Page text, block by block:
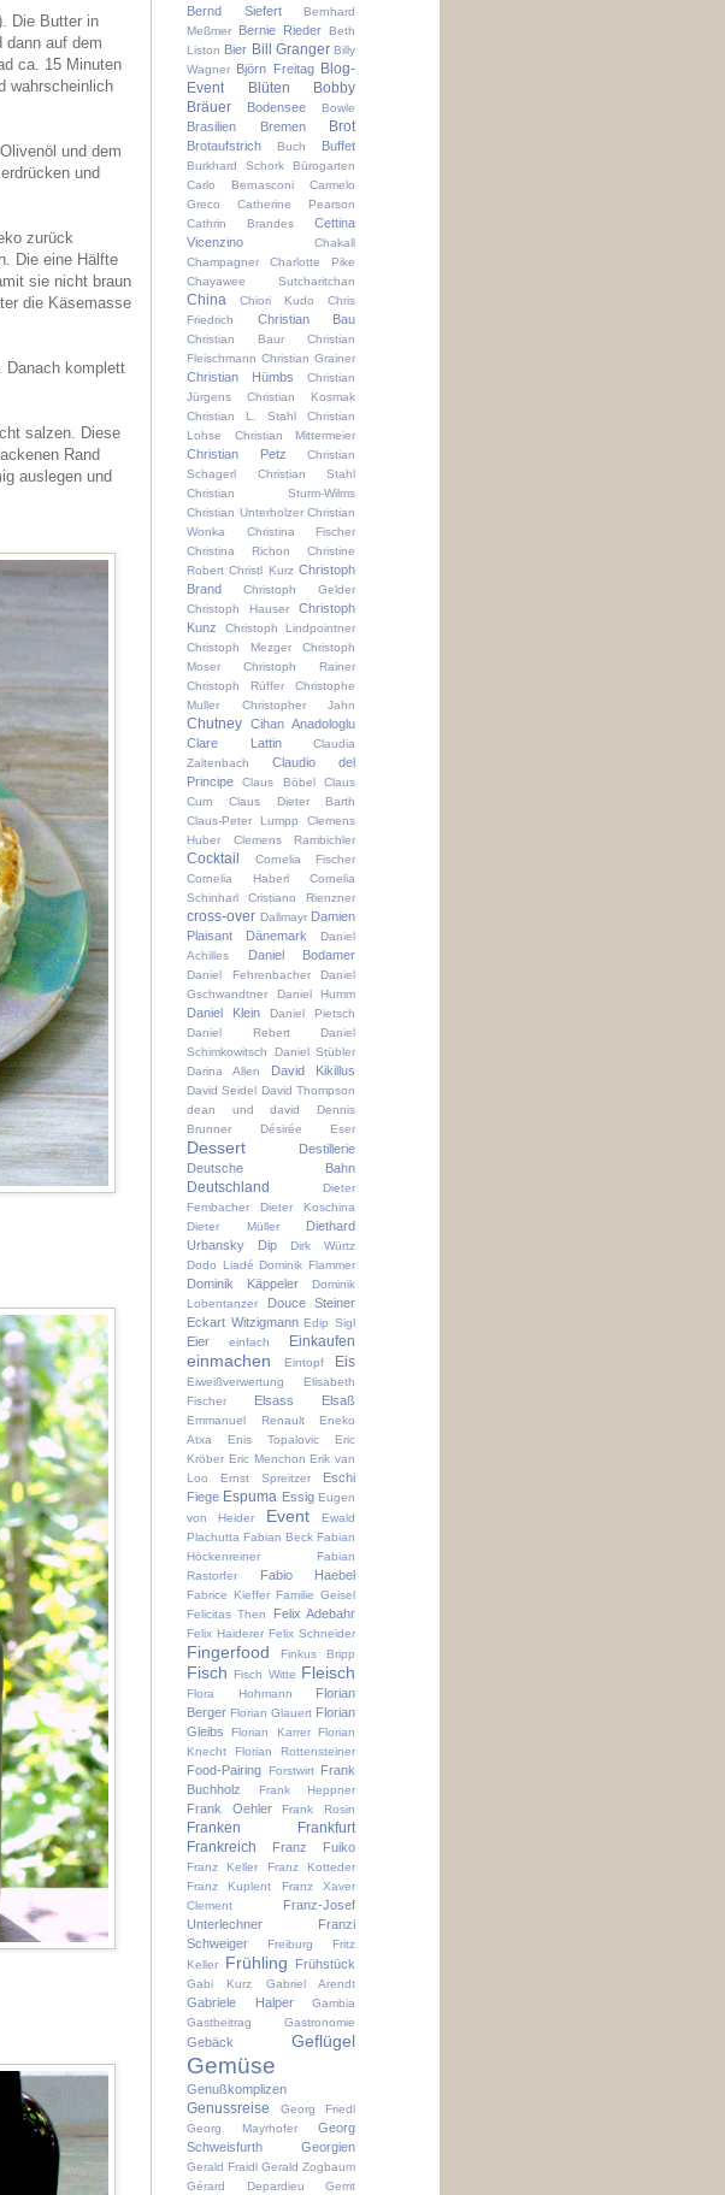
Die Butter in
dann auf dem
ca. 15 Minuten
wahrscheinlich
und dem
und
zurück
Die eine Hälfte
sie nicht braun
die Käsemasse
Danach komplett
salzen. Diese
Rand
auslegen und
Bernd Siefert
Bernhard
Meßmer
Bernie Rieder
Beth
Liston Bier Bill Granger Billy
Wagner Björn Freitag Blog-
Event
Blüten
Bobby
Bräuer
Bodensee Bowle
Brasilien Bremen Brot
Brotaufstrich Buch Buffet
Burkhard Schork
Bürogarten
Carlo Bernasconi
Carmelo
Greco
Catherine Pearson
Cathrin Brandes
Cettina
Vicenzino
Chakall
Champagner
Charlotte Pike
Chayawee Sutcharitchan
China Chiori Kudo
Chris
Friedrich
Christian Bau
Christian Baur
Christian
Fleischmann Christian Grainer
Christian Hümbs
Christian
Jürgens
Christian Kosmak
Christian L. Stahl
Christian
Lohse
Christian Mittermeier
Christian Petz
Christian
Schagerl
Christian Stahl
Christian Sturm-Wilms
Christian Unterholzer Christian
Wonka
Christina Fischer
Christina Richon
Christine
Robert Christl Kurz Christoph
Brand
Christoph Gelder
Christoph Hauser
Christoph
Kunz
Christoph Lindpointner
Christoph Mezger
Christoph
Moser
Christoph Rainer
Christoph Rüffer
Christophe
Muller
Christopher Jahn
Chutney Cihan Anadologlu
Clare Lattin
Claudia
Zaltenbach
Claudio del
Principe
Claus Böbel
Claus
Curn
Claus Dieter Barth
Claus-Peter Lumpp
Clemens
Huber
Clemens Rambichler
Cocktail
Cornelia Fischer
Cornelia Haberl
Cornelia
Schinharl
Cristiano Rienzner
cross-over Dallmayr Damien
Plaisant
Dänemark
Daniel
Achilles
Daniel Bodamer
Daniel Fehrenbacher
Daniel
Gschwandtner
Daniel Humm
Daniel Klein
Daniel Pietsch
Daniel Rebert
Daniel
Schimkowitsch
Daniel Stübler
Darina Allen
David Kikillus
David Seidel David Thompson
dean und david
Dennis
Brunner
Désirée Eser
Dessert
Destillerie
Deutsche Bahn
Deutschland
Dieter
Fembacher
Dieter Koschina
Dieter Müller
Diethard
Urbansky
Dip
Dirk Würtz
Dodo Liadé Dominik Flammer
Dominik Käppeler
Dominik
Lobentanzer
Douce Steiner
Eckart Witzigmann Edip Sigl
Eier einfach Einkaufen
einmachen Eintopf Eis
Eiweißverwertung
Elisabeth
Fischer
Elsass Elsaß
Emmanuel Renault
Eneko
Atxa
Enis Topalovic
Eric
Kröber Eric Menchon Erik van
Loo
Ernst Spreitzer
Eschi
Fiege Espuma Essig Eugen
von Heider
Event
Ewald
Plachutta Fabian Beck Fabian
Höckenreiner
Fabian
Rastorfer
Fabio Haebel
Fabrice Kieffer Familie Geisel
Felicitas Then
Felix Adebahr
Felix Haiderer Felix Schneider
Fingerfood Finkus Bripp
Fisch Fisch Witte Fleisch
Flora Hohmann
Florian
Berger Florian Glauert Florian
Gleibs
Florian Karrer
Florian
Knecht
Florian Rottensteiner
Food-Pairing Forstwirt Frank
Buchholz
Frank Heppner
Frank Oehler Frank Rosin
Franken
Frankfurt
Frankreich
Franz Fuiko
Franz Keller
Franz Kotteder
Franz Kuplent
Franz Xaver
Clement
Franz-Josef
Unterlechner
Franzi
Schweiger
Freiburg
Fritz
Keller
Frühling Frühstück
Gabi Kurz Gabriel Arendt
Gabriele Halper
Gambia
Gastbeitrag
Gastronomie
Gebäck Geflügel
Gemüse
Genußkomplizen
Genussreise
Georg Friedl
Georg Mayrhofer
Georg
Schweisfurth
Georgien
Gerald Fraidl Gerald Zogbaum
Gérard Depardieu
Gerrit